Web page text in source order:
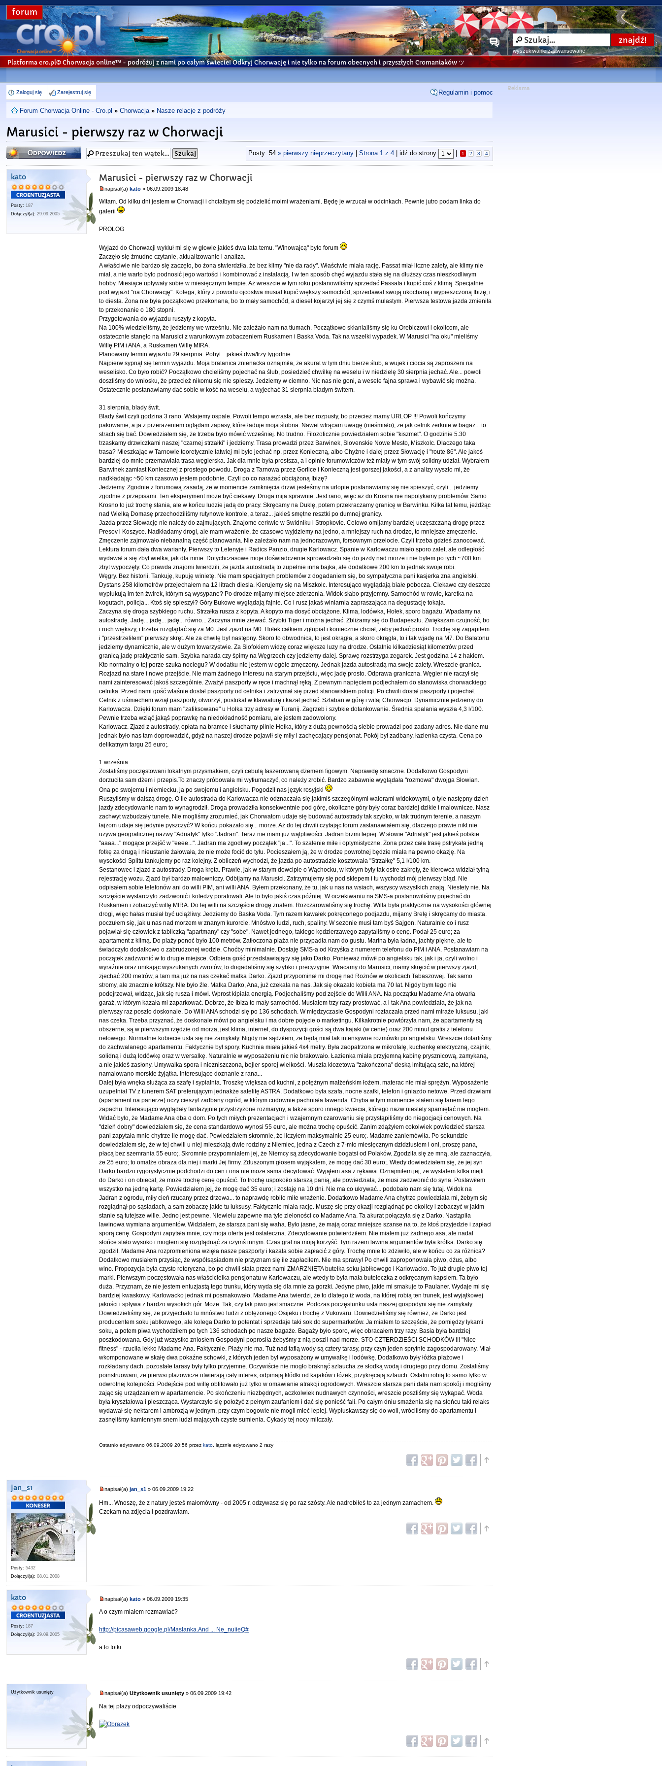
forum
wyszukiwanie zaawansowane
Platforma cro.pl© Chorwacja online™ - podróżuj z nami po całym świecie! Odkryj Chorwację i nie tylko na forum obecnych i przyszłych Cromaniaków ツ
Zaloguj się Zarejestruj się Regulamin i pomoc
Forum Chorwacja Online - Cro.pl » Chorwacja » Nasze relacje z podróży
Marusici - pierwszy raz w Chorwacji
Odpowiedz Posty: 54 » pierwszy nieprzeczytany| Strona 1z 4| idź do strony 1 2 3 4
kato
Posty: 187
Dołączył(a): 29.09.2005
Marusici - pierwszy raz w Chorwacji
napisał(a)kato » 06.09.2009 18:48
Witam. Od kilku dni jestem w Chorwacji i chciałbym się podzielić moimi wrażeniami. Będę je wrzucał w odcinkach. Pewnie jutro podam linka do
galerii
PROLOG
Wyjazd do Chorwacji wykluł mi się w głowie jakieś dwa lata temu. "Winowajcą" było forum
Zaczęło się żmudne czytanie, aktualizowanie i analiza.
A właściwie nie bardzo się zaczęło, bo żona stwierdziła, że bez klimy "nie da rady". Właściwie miała rację. Passat miał liczne zalety, ale klimy nie
miał, a nie warto było podnosić jego wartości i kombinować z instalacją. I w ten sposób chęć wyjazdu stała się na dłuższy czas nieszkodliwym
hobby. Miesiące upływały sobie w miesięcznym tempie. Aż wreszcie w tym roku postanowiliśmy sprzedać Passata i kupić coś z klimą. Specjalnie
pod wyjazd "na Chorwację". Kolega, który z powodu ojcostwa musiał kupić większy samochód, sprzedawał swoją ukochaną i wypieszczoną Ibizę, i
to diesla. Żona nie była początkowo przekonana, bo to mały samochód, a diesel kojarzył jej się z czymś mulastym. Pierwsza testowa jazda zmieniła
to przekonanie o 180 stopni.
Przygotowania do wyjazdu ruszyły z kopyta.
Na 100% wiedzieliśmy, że jedziemy we wrześniu. Nie zależało nam na tłumach. Początkowo skłanialiśmy się ku Orebiczowi i okolicom, ale
ostatecznie stanęło na Marusici z warunkowym zobaczeniem Ruskamen i Baska Voda. Tak na wszelki wypadek. W Marusici "na oku" mieliśmy
Willę PIM i ANA, a Ruskamen Willę MIRA.
Planowany termin wyjazdu 29 sierpnia. Pobyt... jakieś dwa/trzy tygodnie.
Najpierw sypnął się termin wyjazdu. Moja bratanica znienacka oznajmiła, że akurat w tym dniu bierze ślub, a wujek i ciocia są zaproszeni na
weselisko. Co było robić? Początkowo chcieliśmy pojechać na ślub, posiedzieć chwilkę na weselu i w niedzielę 30 sierpnia jechać. Ale... powoli
doszliśmy do wniosku, że przecież nikomu się nie spieszy. Jedziemy w ciemno. Nic nas nie goni, a wesele fajna sprawa i wybawić się można.
Ostatecznie postanawiamy dać sobie w kość na weselu, a wyjechać 31 sierpnia bladym świtem.
31 sierpnia, blady świt.
Blady świt czyli godzina 3 rano. Wstajemy ospale. Powoli tempo wzrasta, ale bez rozpusty, bo przecież mamy URLOP !!! Powoli kończymy
pakowanie, a ja z przerażeniem oglądam zapasy, które ładuje moja ślubna. Nawet wtrącam uwagę (nieśmiało), że jak celnik zerknie w bagaż... to
strach się bać. Dowiedziałem się, że trzeba było mówić wcześniej. No trudno. Filozoficznie powiedziałem sobie "kiszmet". O godzinie 5.30
trzaskamy drzwiczkami naszej "czarnej strzałki" i jedziemy. Trasa prowadzi przez Barwinek, Slovenskie Nowe Mesto, Miszkolc. Dlaczego taka
trasa? Mieszkając w Tarnowie teoretycznie łatwiej mi było jechać np. przez Konieczną, albo Chyżne i dalej przez Słowację i "route 86". Ale jakoś
bardziej do mnie przemawiała trasa węgierska. Jak dla mnie była prostsza, a i opinie forumowiczów też miały w tym swój solidny udział. Wybrałem
Barwinek zamiast Koniecznej z prostego powodu. Droga z Tarnowa przez Gorlice i Konieczną jest gorszej jakości, a z analizy wyszło mi, że
nadkładając ~50 km czasowo jestem podobnie. Czyli po co narażać obciążoną Ibizę?
Jedziemy. Zgodnie z forumową zasadą, że w momencie zamknięcia drzwi jesteśmy na urlopie postanawiamy się nie spieszyć, czyli... jedziemy
zgodnie z przepisami. Ten eksperyment może być ciekawy. Droga mija sprawnie. Jest rano, więc aż do Krosna nie napotykamy problemów. Samo
Krosno to już trochę stania, ale w końcu ludzie jadą do pracy. Skręcamy na Duklę, potem przekraczamy granicę w Barwinku. Kilka lat temu, jeżdżąc
nad Wielką Domasę przechodziliśmy rutynowe kontrole, a teraz... jakieś smętne resztki po dumnej granicy.
Jazda przez Słowację nie należy do zajmujących. Znajome cerkwie w Swidniku i Stropkovie. Celowo omijamy bardziej uczęszczaną drogę przez
Presov i Koszyce. Nadkładamy drogi, ale mam wrażenie, że czasowo wyjdziemy na jedno, a mniejszy ruch na drodze, to mniejsze zmęczenie.
Zmęczenie zajmowało niebanalną część planowania. Nie zależało nam na jednorazowym, forsownym przelocie. Czyli trzeba gdzieś zanocować.
Lektura forum dała dwa warianty. Pierwszy to Letenyje i Radics Panzio, drugie Karlowacz. Spanie w Karlowaczu miało sporo zalet, ale odległość
wydawał a się zbyt wielka, jak dla mnie. Dotychczasowe moje doświadczenie sprowadzało się do jazdy nad morze i nie byłem po tych ~700 km
zbyt wypoczęty. Co prawda znajomi twierdzili, że jazda autostradą to zupełnie inna bajka, ale dodatkowe 200 km to jednak swoje robi.
Węgry. Bez historii. Tankuję, kupuję winietę. Nie mam specjalnych problemów z dogadaniem się, bo sympatyczna pani kasjerka zna angielski.
Dystans 258 kilometrów przejechałem na 12 litrach diesla. Kierujemy się na Miszkolc. Interesująco wyglądają białe pobocza. Ciekawe czy deszcze
wypłukują im ten żwirek, którym są wysypane? Po drodze mijamy miejsce zderzenia. Widok słabo przyjemny. Samochód w rowie, karetka na
kogutach, policja... Ktoś się spieszył? Góry Bukowe wyglądają fajnie. Co i rusz jakaś winiarnia zapraszająca na degustację tokaja.
Zaczyna się droga szybkiego ruchu. Strzałka rusza z kopyta. A kopyto ma dosyć obciążone. Klima, lodówka, Hołek, sporo bagażu. Wpadamy na
autostradę. Jadę... jadę... jadę... równo... Zaczyna mnie ziewać. Szybki Tiger i można jechać. Zbliżamy się do Budapesztu. Zwiększam czujność, bo
i ruch większy, i trzeba rozglądać się za M0. Jest zjazd na M0. Hołek całkiem zgłupiał i koniecznie chciał, żeby jechać prosto. Trochę się zagapiłem
i "przestrzeliłem" pierwszy skręt. Ale za chwilę był następny. Skoro to obwodnica, to jest okrągła, a skoro okrągła, to i tak wjadę na M7. Do Balatonu
jedziemy dynamicznie, ale w dużym towarzystwie. Za Siofokiem widzę coraz większe luzy na drodze. Ostatnie kilkadziesiąt kilometrów przed
granicą jadę praktycznie sam. Szybka narada czy śpimy na Węgrzech czy jedziemy dalej. Sprawę rozstrzyga zegarek. Jest godzina 14 z hakiem.
Kto normalny o tej porze szuka noclegu? W dodatku nie jestem w ogóle zmęczony. Jednak jazda autostradą ma swoje zalety. Wreszcie granica.
Rozjazd na stare i nowe przejście. Nie mam żadnego interesu na starym przejściu, więc jadę prosto. Odprawa graniczna. Węgier nie raczył się
nami zainteresować jakoś szczególnie. Zważył paszporty w ręce i machnął ręką. Z pewnym napięciem podjechałem do stanowiska chorwackiego
celnika. Przed nami gość właśnie dostał paszporty od celnika i zatrzymał się przed stanowiskiem policji. Po chwili dostał paszporty i pojechał.
Celnik z uśmiechem wziął paszporty, otworzył, postukał w klawiaturę i kazał jechać. Szlaban w górę i witaj Chorwacjo. Dynamicznie jedziemy do
Karlowacza. Dzięki forum mam "zafiksowane" u Hołka trzy adresy w Turanij. Zagrzeb i szybkie dotankowanie. Średnia spalania wyszła 4,3 l/100.
Pewnie trzeba wziąć jakąś poprawkę na niedokładność pomiaru, ale jestem zadowolony.
Karlowacz. Zjazd z autostrady, opłata na bramce i słuchamy pilnie Hołka, który z dużą pewnością siebie prowadzi pod zadany adres. Nie dane mu
jednak było nas tam doprowadzić, gdyż na naszej drodze pojawił się miły i zachęcający pensjonat. Pokój był zadbany, łazienka czysta. Cena po
delikatnym targu 25 euro;.
1 września
Zostaliśmy poczęstowani lokalnym przysmakiem, czyli cebulą faszerowaną dżemem figowym. Naprawdę smaczne. Dodatkowo Gospodyni
dorzuciła sam dżem i przepis.To znaczy próbowała mi wytłumaczyć, co należy zrobić. Bardzo zabawnie wyglądała "rozmowa" dwojga Słowian.
Ona po swojemu i niemiecku, ja po swojemu i angielsku. Pogodził nas język rosyjski
Ruszyliśmy w dalszą drogę. O ile autostrada do Karlowacza nie odznaczała się jakimiś szczególnymi walorami widokowymi, o tyle następny dzień
jazdy zdecydowanie nam to wynagrodził. Droga prowadziła konsekwentnie pod górę, okoliczne góry były coraz bardziej dzikie i malownicze. Nasz
zachwyt wzbudzały tunele. Nie mogliśmy zrozumieć, jak Chorwatom udaje się budować autostrady tak szybko, w tak trudnym terenie, a naszym
łajzom udaje się jedynie pyszczyć? W końcu pokazało się... morze. Aż do tej chwili czytając forum zastanawiałem się, dlaczego prawie nikt nie
używa geograficznej nazwy "Adriatyk" tylko "Jadran". Teraz nie mam już wątpliwości. Jadran brzmi lepiej. W słowie "Adriatyk" jest jakieś polskie
"aaaa..." mogące przejść w "eeee...". Jadran ma zgodliwy początek "ja...". To szalenie miłe i optymistyczne. Żona przez cała trasę pstrykała jedną
fotkę za drugą i nieustanie żałowała, że nie może focić do tyłu. Pocieszałem ją, że w drodze powrotnej będzie miała na pewno okazję. Na
wysokości Splitu tankujemy po raz kolejny. Z obliczeń wychodzi, że jazda po autostradzie kosztowała "Strzałkę" 5,1 l/100 km.
Sestanowec i zjazd z autostrady. Droga kręta. Prawie, jak w starym dowcipie o Wąchocku, w którym były tak ostre zakręty, że kierowca widział tylną
rejestrację wozu. Zjazd był bardzo malowniczy. Odbijamy na Marusici. Zatrzymujemy się pod sklepem i tu wychodzi mój pierwszy błąd. Nie
odpisałem sobie telefonów ani do willi PIM, ani willi ANA. Byłem przekonany, że tu, jak u nas na wsiach, wszyscy wszystkich znają. Niestety nie. Na
szczęście wystarczyło zadzwonić i koledzy poratowali. Ale to było jakiś czas później. W oczekiwaniu na SMS-a postanowiliśmy pojechać do
Ruskamen i zobaczyć willę MIRA. Do tej willi na szczęście drogę znałem. Rozczarowaliśmy się trochę. Willa była praktycznie na wysokości głównej
drogi, więc hałas musiał być uciążliwy. Jedziemy do Baska Voda. Tym razem kawałek pokręconego podjazdu, mijamy Brelę i skręcamy do miasta.
poczułem się, jak u nas nad morzem w znanym kurorcie. Mnóstwo ludzi, ruch, spaliny. W sezonie musi tam byś Sajgon. Naturalnie co i rusz
pojawiał się człowiek z tabliczką "apartmany" czy "sobe". Nawet jednego, takiego kędzierzawego zapytaliśmy o cenę. Podał 25 euro; za
apartament z klimą. Do plaży ponoć było 100 metrów. Zatłoczona plaża nie przypadła nam do gustu. Marina była ładna, jachty piękne, ale to
świadczyło dodatkowo o zabrudzonej wodzie. Choćby minimalnie. Dostaję SMS-a od Krzyśka z numerem telefonu do PIM i ANA. Postanawiam na
początek zadzwonić w to drugie miejsce. Odbiera gość przedstawiający się jako Darko. Ponieważ mówił po angielsku tak, jak i ja, czyli wolno i
wyraźnie oraz unikając wyszukanych zwrotów, to dogadaliśmy się szybko i precyzyjnie. Wracamy do Marusici, mamy skręcić w pierwszy zjazd,
zjechać 200 metrów, a tam ma już na nas czekać matka Darko. Zjazd przypominał mi drogę nad Rożnów w okolicach Tabaszowej. Tak samo
stromy, ale znacznie krótszy. NIe było źle. Matka Darko, Ana, już czekała na nas. Jak się okazało kobieta ma 70 lat. Nigdy bym tego nie
podejrzewał, widząc, jak się rusza i mówi. Wprost kipiała energią. Podjechaliśmy pod zejście do Willi ANA. Na początku Madame Ana otwarła
garaż, w którym kazała mi zaparkować. Dobrze, że Ibiza to mały samochód. Musiałem trzy razy prostować, a i tak Ana powiedziała, że jak na
pierwszy raz poszło doskonale. Do Willi ANA schodzi się po 136 schodach. W międzyczasie Gospodyni roztaczała przed nami miraże luksusu, jaki
nas czeka. Trzeba przyznać, że doskonale mówi po angielsku i ma dobre pojęcie o marketingu. Kilkakrotnie powtórzyła nam, że apartamenty są
obszerne, są w pierwszym rzędzie od morza, jest klima, internet, do dyspozycji gości są dwa kajaki (w cenie) oraz 200 minut gratis z telefonu
netowego. Normalnie kobiecie usta się nie zamykały. Nigdy nie sądziłem, że będą miał tak intensywne rozmówki po angielsku. Wreszcie dotarliśmy
do zachwalanego apartamentu. Faktycznie był spory. Kuchnia miała jakieś 4x4 metry. Była zaopatrzona w mikrofalę, kuchenkę elektryczną, czajnik,
solidną i dużą lodówkę oraz w wersalkę. Naturalnie w wyposażeniu nic nie brakowało. Łazienka miała przyjemną kabinę prysznicową, zamykaną,
a nie jakieś zasłony. Umywalka spora i niezniszczona, bojler sporej wielkości. Muszla klozetowa "zakończona" deską imitującą szło, na której
namalowano morskie żyjątka. Interesujące doznanie z rana...
Dalej była wnęka służąca za szafę i sypialnia. Troszkę większa od kuchni, z potężnym małżeńskim łożem, materac nie miał sprężyn. Wyposażenie
uzupełniał TV z tunerem SAT preferującym jednakże satelitę ASTRA. Dodatkowo była szafa, nocne szafki, telefon i gniazdo netowe. Przed drzwiami
(apartament na parterze) oczy cieszył zadbany ogród, w którym cudownie pachniała lawenda. Chyba w tym momencie stałem się fanem tego
zapachu. Interesująco wyglądały fantazyjnie przystrzyżone rozmaryny, a także sporo innego kwiecia, którego nazw niestety spamiętać nie mogłem.
Widać było, że Madame Ana dba o dom. Po tych miłych prezentacjach i wzajemnym czarowaniu się przystąpiliśmy do niegocjacji cenowych. Na
"dzień dobry" dowiedziałem się, że cena standardowo wynosi 55 euro, ale można trochę opuścić. Zanim zdążyłem cokolwiek powiedzieć starsza
pani zapytała mnie chytrze ile mogę dać. Powiedziałem skromnie, że liczyłem maksymalnie 25 euro;. Madame zaniemówiła. Po sekundzie
dowiedziałem się, że w tej chwili u niej mieszkają dwie rodziny z Niemiec, jedna z Czech z 7-mio miesięcznym dzidziusiem i oni, proszę pana,
płacą bez szemrania 55 euro;. Skromnie przypomniałem jej, że Niemcy są zdecydowanie bogatsi od Polaków. Zgodziła się ze mną, ale zaznaczyła,
że 25 euro; to omalże obraza dla niej i marki Jej firmy. Zduszonym głosem wyjąkałem, że mogę dać 30 euro;. Wtedy dowiedziałem się, że jej syn
Darko bardzo rygorystycznie podchodzi do cen i ona nie może sama decydować. Wyjąłem asa z rękawa. Oznajmiłem jej, że wysłałem kilka mejli
do Darko i on obiecał, że może trochę cenę opuścić. To trochę uspokoiło starszą panią, ale powiedziała, że musi zadzwonić do syna. Postawiłem
wszystko na jedną kartę. Powiedziałem jej, że mogę dać 35 euro; i zostaję na 10 dni. Nie ma co ukrywać... podobało nam się tutaj. Widok na
Jadran z ogrodu, miły cień rzucany przez drzewa... to naprawdę robiło miłe wrażenie. Dodatkowo Madame Ana chytrze powiedziała mi, żebym się
rozglądnął po sąsiadach, a sam zobaczę jakie tu luksusy. Faktycznie miała rację. Muszę się przy okazji rozglądnąć po okolicy i zobaczyć w jakim
stanie są tutejsze wille. Jedno jest pewne. Niewielu zapewne ma tyle zieloności co Madame Ana. Ta akurat połączyła się z Darko. Nastąpiła
lawinowa wymiana argumentów. Widziałem, że starsza pani się waha. Było jasne, że mają coraz mniejsze szanse na to, że ktoś przyjedzie i zapłaci
sporą cenę. Gospodyni zapytała mnie, czy moja oferta jest ostateczna. Zdecydowanie potwierdziłem. Nie miałem już żadnego asa, ale nadal
słońce stało wysoko i mogłem się rozglądnąć za czymś innym. Czas grał na moją korzyść. Tym razem lawina argumentów była krótka. Darko się
zgodził. Madame Ana rozpromieniona wzięła nasze paszporty i kazała sobie zapłacić z góry. Trochę mnie to zdziwiło, ale w końcu co za różnica?
Dodatkowo musiałem przysiąc, że współsąsiadom nie przyznam się ile zapłaciłem. Nie ma sprawy! Po chwili zaproponowała piwo, dżus, albo
wino. Propozycja była czysto retoryczna, bo po chwili stała przez nami ZMARZNIĘTA butelka soku jabłkowego i Karlowacko. To już drugie piwo tej
marki. Pierwszym poczęstowała nas właścicielka pensjonatu w Karlowaczu, ale wtedy to była mała buteleczka z odkręcanym kapslem. Ta było
duża. Przyznam, że nie jestem entuzjastą tego trunku, który wyda się dla mnie za gorzki. Jedyne piwo, jakie mi smakuje to Paulaner. Wydaje mi się
bardziej kwaskowy. Karlowacko jednak mi posmakowało. Madame Ana twierdzi, że to dlatego iż woda, na której robią ten trunek, jest wyjątkowej
jakości i spływa z bardzo wysokich gór. Może. Tak, czy tak piwo jest smaczne. Podczas poczęstunku usta naszej gospodyni się nie zamykały.
Dowiedzieliśmy się, że przyjechało tu mnóstwo ludzi z oblężonego Osijeku i trochę z Vukovaru. Dowiedzieliśmy się również, że Darko jest
producentem soku jabłkowego, ale kolega Darko to potentat i sprzedaje taki sok do supermarketów. Ja miałem to szczęście, że pomiędzy łykami
soku, a potem piwa wychodziłem po tych 136 schodach po nasze bagaże. Bagaży było sporo, więc obracałem trzy razy. Basia była bardziej
poszkodowana. Gdy już wszystko zniosłem Gospodyni poprosiła żebyśmy z nią poszli nad morze. STO CZTERDZIEŚCI SCHODKÓW !!! "Nice
fitness" - rzuciła lekko Madame Ana. Faktycznie. Plaży nie ma. Tuż nad taflą wody są cztery tarasy, przy czyn jeden sprytnie zagospodarowany. Miał
wkomponowane w skałę dwa pokaźne schowki, z których jeden był wyposażony w umywalkę i lodówkę. Dodatkowo były łóżka plażowe i
rozkładany dach. pozostałe tarasy były tylko przyjemne. Oczywiście nie mogło braknąć szlaucha ze słodką wodą i drugiego przy domu. Zostaliśmy
poinstruowani, że pierwsi plażowicze otwierają cały interes, odpinają kłódki od kajaków i łóżek, przykręcają szlauch. Ostatni robią to samo tylko w
odwrotnej kolejności. Podejście pod willę obfitowało już tylko w omawianie atrakcji ogrodowych. Wreszcie starsza pani dała nam spokój i mogliśmy
zając się urządzaniem w apartamencie. Po skończeniu niezbędnych, aczkolwiek nudnawych czynności, wreszcie poszliśmy się wykąpać. Woda
była kryształowa i pieszcząca. Wystarczyło się położyć z pełnym zaufaniem i dać się ponieść fali. Po całym dniu smażenia się na słońcu taki relaks
wydawał się nektarem i ambrozją w jednym, przy czym bogowie nie mogli mieć lepiej. Wypluskawszy się do woli, wróciliśmy do apartamentu i
zasnęliśmy kamiennym snem ludzi mających czyste sumienia. Cykady tej nocy milczały.
Ostatnio edytowano 06.09.2009 20:56 przezkato , łącznie edytowano 2 razy
jan_s1
Posty: 5432
Dołączył(a): 08.01.2008
napisał(a)jan_s1 » 06.09.2009 19:22
Hm... Wnoszę, że z natury jesteś małomówny - od 2005 r. odzywasz się po raz szósty. Ale nadrobiłeś to za jednym zamachem.
Czekam na zdjęcia i pozdrawiam.
kato
Posty: 187
Dołączył(a): 29.09.2005
napisał(a)kato » 06.09.2009 19:35
A o czym miałem rozmawiać?
http://picasaweb.google.pl/Maslanka.And ... Ne_nuiieQ#
a to fotki
Użytkownik usunięty napisał(a)Użytkownik usunięty » 06.09.2009 19:42
Na tej plaży odpoczywaliście